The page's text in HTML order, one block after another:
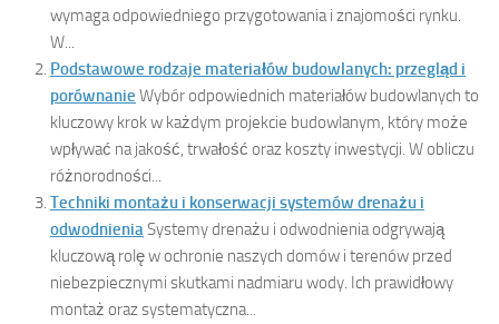
wymaga odpowiedniego przygotowania i znajomości rynku.
W...
Podstawowe rodzaje materiałów budowlanych: przegląd i
porównanie Wybór odpowiednich materiałów budowlanych to
kluczowy krok w każdym projekcie budowlanym, który może
wpływać na jakość, trwałość oraz koszty inwestycji. W obliczu
różnorodności...
Techniki montażu i konserwacji systemów drenażu i
odwodnienia Systemy drenażu i odwodnienia odgrywają
kluczową rolę w ochronie naszych domów i terenów przed
niebezpiecznymi skutkami nadmiaru wody. Ich prawidłowy
montaż oraz systematyczna...